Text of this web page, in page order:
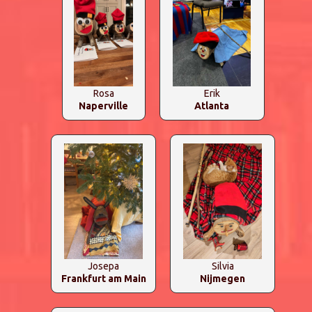
Rosa
Naperville
Erik
Atlanta
Josepa
Frankfurt am Main
Silvia
Nijmegen